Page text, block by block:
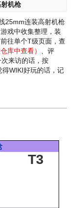
机枪
25mm连装高射机枪
戏中收集整理，装
往单个T级页面，查
库中查看） 、评
来访的话，按
得WIKI好玩的话，记
T3